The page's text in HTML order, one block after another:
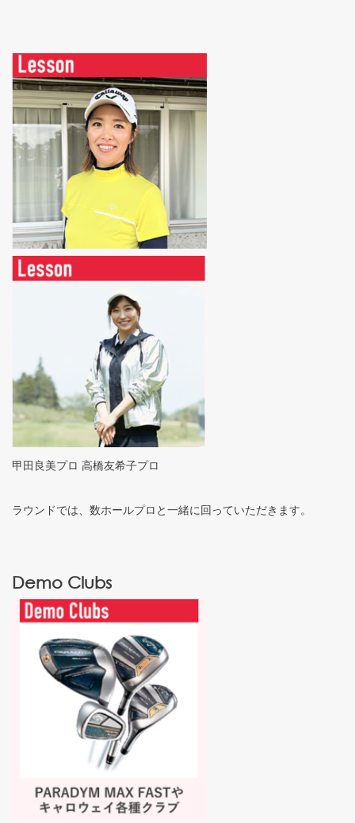
甲田良美プロ 高橋友希子プロ
ラウンドでは、数ホールプロと一緒に回っていただきます。
Demo Clubs